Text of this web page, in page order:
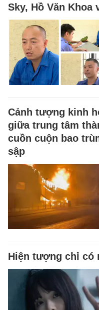
Sky, Hồ Văn Khoa
Cảnh tượng kinh
giữa trung tâm
cuồn cuộn bao
sập
Hiện tượng chỉ có